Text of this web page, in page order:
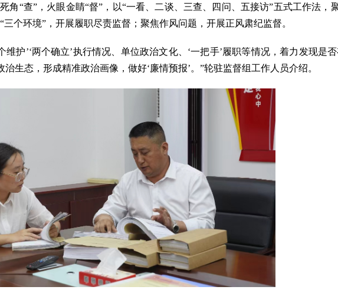
“查”，火眼金睛“督”，以“一看、二谈、三查、四问、五接访”五式工作法，
个环境”，开展履职尽责监督；聚焦作风问题，开展正风肃纪监督。
护’‘两个确立’执行情况、单位政治文化、‘一把手’履职等情况，着力发现是
生态，形成精准政治画像，做好‘廉情预报’。”轮驻监督组工作人员介绍。